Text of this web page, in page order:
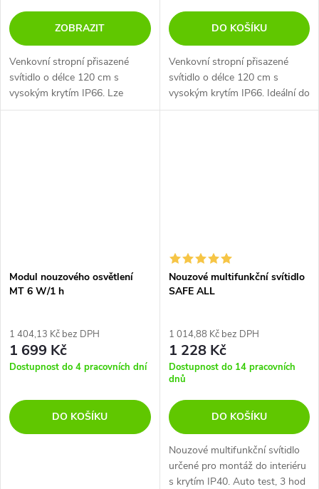
ZOBRAZIT
Venkovní stropní přisazené
svítidlo o délce 120 cm s
vysokým krytím IP66. Lze
vybrat i ve stmívatelné verzi.
DO KOŠÍKU
Venkovní stropní přisazené
svítidlo o délce 120 cm s
vysokým krytím IP66. Ideální do
vlhkého a prašného prostředí -
Modul nouzového osvětlení
MT 6 W/1 h
1 404,13 Kč bez DPH
1 699 Kč
Dostupnost do 4 pracovních dní
DO KOŠÍKU
Nouzové multifunkční svítidlo
SAFE ALL
1 014,88 Kč bez DPH
1 228 Kč
Dostupnost do 14 pracovních
dnů
DO KOŠÍKU
Nouzové multifunkční svítidlo
určené pro montáž do interiéru
s krytím IP40. Auto test, 3 hod